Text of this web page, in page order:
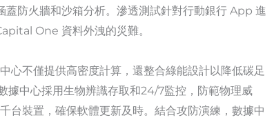
防火牆和沙箱分析。滲透測試針對行動銀行 App 進
One 資料外洩的災難。
心不僅提供高密度計算，還整合綠能設計以降低碳足
中心採用生物辨識存取和24/7監控，防範物理威
台裝置，確保軟體更新及時。結合攻防演練，數據中